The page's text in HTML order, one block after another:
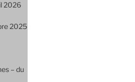
2026
2025
– du